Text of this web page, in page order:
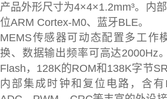
产品外形尺寸为4×4×1.2mm³。内
位ARM Cortex-M0、蓝牙BLE。
MEMS传感器可动态配置多工作
换、数据输出频率可高达2000Hz
Flash，128K的ROM和138K字节
内部集成时钟和复位电路，含有